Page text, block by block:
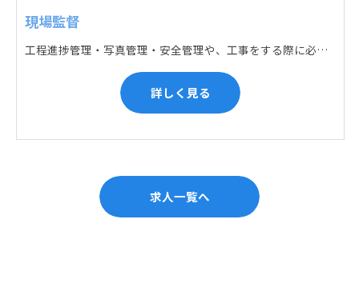
現場監督
工程進捗管理・写真管理・安全管理や、工事をする際に必要な各種書類作成・届出 (申請) などの現場管理業務をお任せします。遅れている箇所のサポートに入るなど、臨機応変な対応が必要になります。
詳しく見る
求人一覧へ